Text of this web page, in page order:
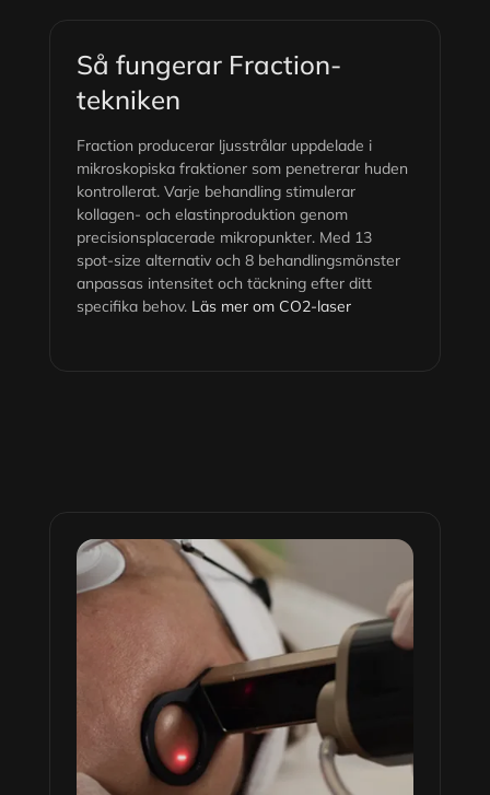
Så fungerar Fraction-
tekniken
Fraction producerar ljusstrålar uppdelade i
mikroskopiska fraktioner som penetrerar huden
kontrollerat. Varje behandling stimulerar
kollagen- och elastinproduktion genom
precisionsplacerade mikropunkter. Med 13
spot-size alternativ och 8 behandlingsmönster
anpassas intensitet och täckning efter ditt
specifika behov. Läs mer om CO2-laser